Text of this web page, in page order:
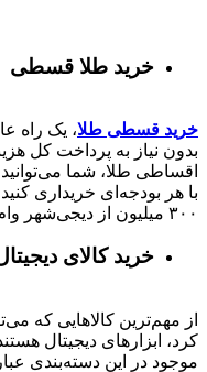
خرید طلا قسطی
خرید قسطی طلا، یک راه
بدون نیاز به پرداخت کل
اقساطی طلا، شما
با هر بودجه‌ای خریداری
۳۰۰ میلیون از دیجی‌شهر وام کالا دریافت کنند.
خرید کالای
از مهم‌ترین کالاهایی که
کرد، ابزارهای دیجیتال
موجود در این دسته‌بندی